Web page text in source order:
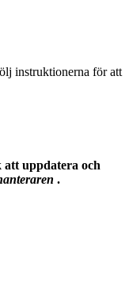
instruktionerna för att
att uppdatera och
.